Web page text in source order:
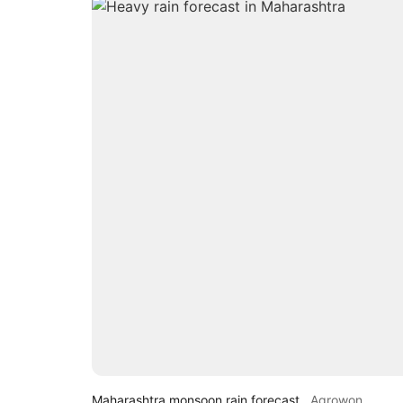
Maharashtra monsoon rain forecast Agrowon